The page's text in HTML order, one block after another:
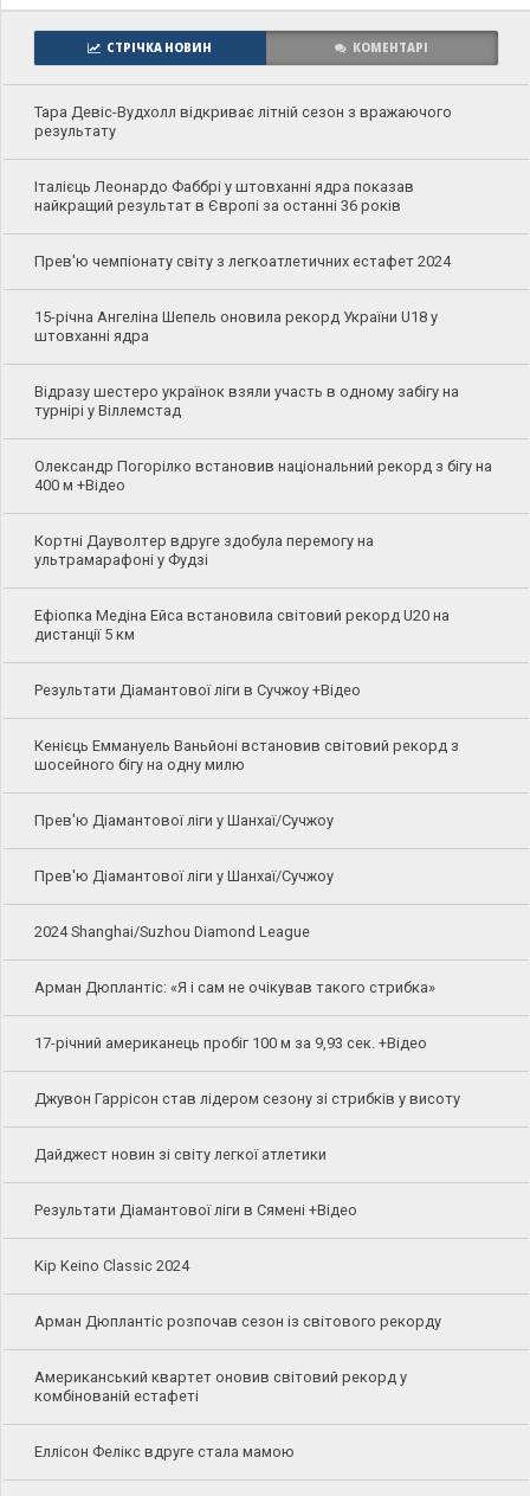
СТРІЧКА НОВИН КОМЕНТАРІ
Тара Девіс-Вудхолл відкриває літній сезон з вражаючого
результату
Італієць Леонардо Фаббрі у штовханні ядра показав
найкращий результат в Європі за останні 36 років
Прев'ю чемпіонату світу з легкоатлетичних естафет 2024
15-річна Ангеліна Шепель оновила рекорд України U18 у
штовханні ядра
Відразу шестеро українок взяли участь в одному забігу на
турнірі у Віллемстад
Олександр Погорілко встановив національний рекорд з бігу на
400 м +Відео
Кортні Дауволтер вдруге здобула перемогу на
ультрамарафоні у Фудзі
Ефіопка Медіна Ейса встановила світовий рекорд U20 на
дистанції 5 км
Результати Діамантової ліги в Сучжоу +Відео
Кенієць Еммануель Ваньйоні встановив світовий рекорд з
шосейного бігу на одну милю
Прев'ю Діамантової ліги у Шанхаї/Сучжоу
Прев'ю Діамантової ліги у Шанхаї/Сучжоу
2024 Shanghai/Suzhou Diamond League
Арман Дюплантіс: «Я і сам не очікував такого стрибка»
17-річний американець пробіг 100 м за 9,93 сек. +Відео
Джувон Гаррісон став лідером сезону зі стрибків у висоту
Дайджест новин зі світу легкої атлетики
Результати Діамантової ліги в Сямені +Відео
Kip Keino Classic 2024
Арман Дюплантіс розпочав сезон із світового рекорду
Американський квартет оновив світовий рекорд у
комбінованій естафеті
Еллісон Фелікс вдруге стала мамою